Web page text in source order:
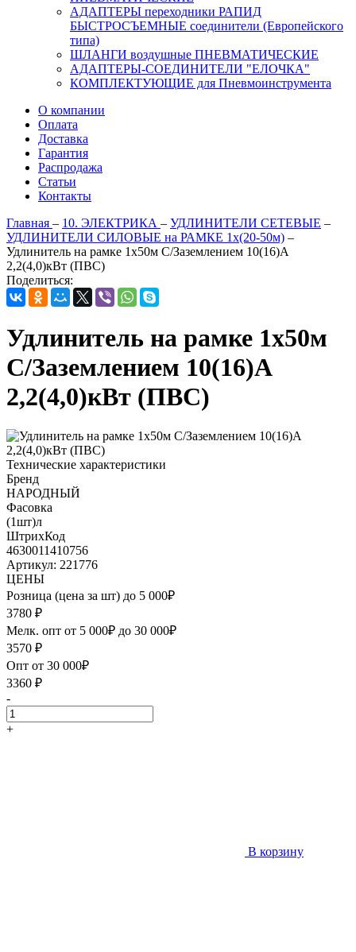
АДАПТЕРЫ переходники РАПИД
БЫСТРОСЪЕМНЫЕ соединители (Европейского
типа)
ШЛАНГИ воздушные ПНЕВМАТИЧЕСКИЕ
АДАПТЕРЫ-СОЕДИНИТЕЛИ "ЕЛОЧКА"
КОМПЛЕКТУЮЩИЕ для Пневмоинструмента
О компании
Оплата
Доставка
Гарантия
Распродажа
Статьи
Контакты
Главная – 10. ЭЛЕКТРИКА – УДЛИНИТЕЛИ СЕТЕВЫЕ –
УДЛИНИТЕЛИ СИЛОВЫЕ на РАМКЕ 1х(20-50м) –
Удлинитель на рамке 1х50м С/Заземлением 10(16)А
2,2(4,0)кВт (ПВС)
Поделиться:
Удлинитель на рамке 1х50м
С/Заземлением 10(16)А
2,2(4,0)кВт (ПВС)
Технические характеристики
Бренд
НАРОДНЫЙ
Фасовка
(1шт)л
ШтрихКод
4630011410756
Артикул: 221776
ЦЕНЫ
Розница (цена за шт) до 5 000₽
3780 ₽
Мелк. опт от 5 000₽ до 30 000₽
3570 ₽
Опт от 30 000₽
3360 ₽
-
+
В корзину